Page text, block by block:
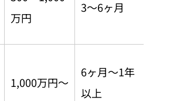
万円
3〜6ヶ月
1,000万円〜
6ヶ月〜1年
以上